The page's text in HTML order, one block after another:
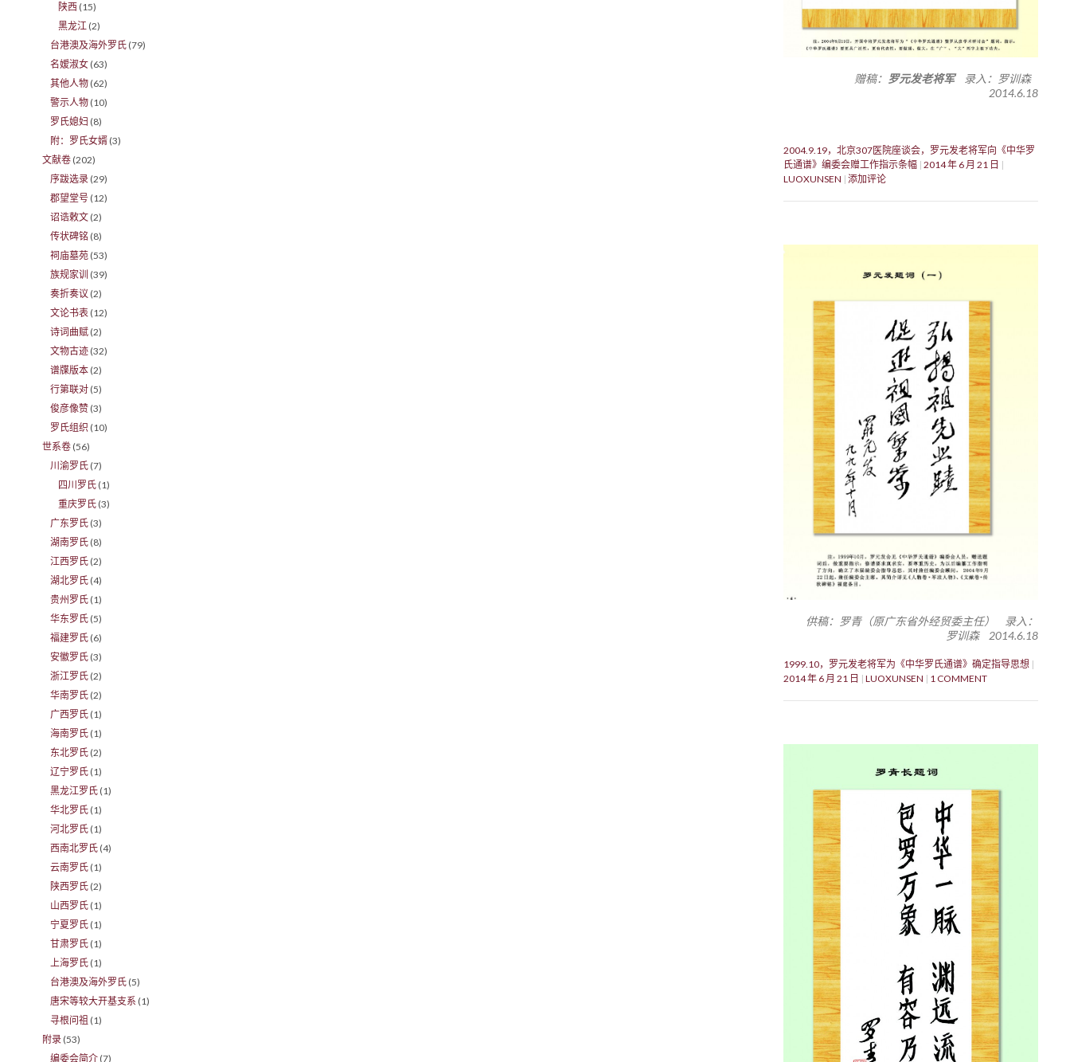
赠稿： 罗元发老将军录入：罗训森
2014.6.18
2004.9.19，北京307医院座谈会，罗元发老将军向《中华罗
氏通谱》编委会赠工作指示条幅 2014 年 6 月 21 日
LUOXUNSEN 添加评论
供稿：罗青（原广东省外经贸委主任） 录入：
罗训森 2014.6.18
1999.10，罗元发老将军为《中华罗氏通谱》确定指导思想
2014 年 6 月 21 日
LUOXUNSEN 1 COMMENT
陕西 (15)
黑龙江 (2)
台港澳及海外罗氏 (79)
名嫒淑女 (63)
其他人物 (62)
警示人物 (10)
罗氏媳妇 (8)
附：罗氏女婿 (3)
文献卷 (202)
序跋选录 (29)
郡望堂号 (12)
诏诰敕文 (2)
传状碑铭 (8)
祠庙墓苑 (53)
族规家训 (39)
奏折奏议 (2)
文论书表 (12)
诗词曲赋 (2)
文物古迹 (32)
谱牒版本 (2)
行第联对 (5)
俊彦像赞 (3)
罗氏组织 (10)
世系卷 (56)
川渝罗氏 (7)
四川罗氏 (1)
重庆罗氏 (3)
广东罗氏 (3)
湖南罗氏 (8)
江西罗氏 (2)
湖北罗氏 (4)
贵州罗氏 (1)
华东罗氏 (5)
福建罗氏 (6)
安徽罗氏 (3)
浙江罗氏 (2)
华南罗氏 (2)
广西罗氏 (1)
海南罗氏 (1)
东北罗氏 (2)
辽宁罗氏 (1)
黑龙江罗氏 (1)
华北罗氏 (1)
河北罗氏 (1)
西南北罗氏 (4)
云南罗氏 (1)
陕西罗氏 (2)
山西罗氏 (1)
宁夏罗氏 (1)
甘肃罗氏 (1)
上海罗氏 (1)
台港澳及海外罗氏 (5)
唐宋等较大开基支系 (1)
寻根问祖 (1)
附录 (53)
编委会简介 (7)